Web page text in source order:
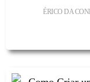
ÉRICO DA